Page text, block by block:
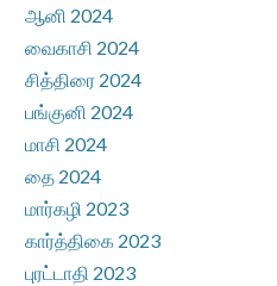
ஆனி 2024
வைகாசி 2024
சித்திரை 2024
பங்குனி 2024
மாசி 2024
தை 2024
மார்கழி 2023
கார்த்திகை 2023
புரட்டாதி 2023